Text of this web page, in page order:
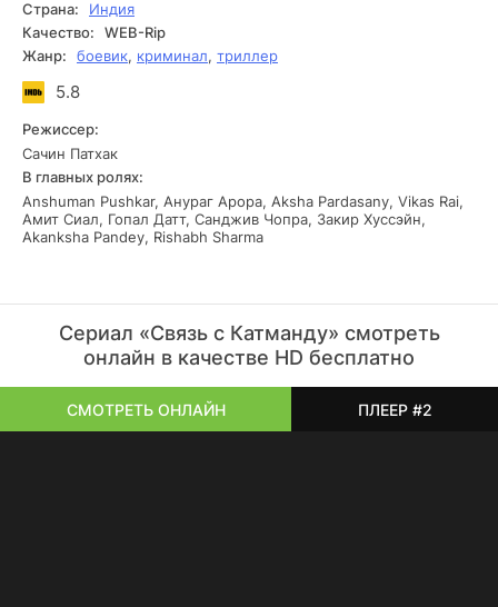
детективными нотками.
Страна:
Индия
Качество:
WEB-Rip
Жанр:
боевик, криминал, триллер
5.8
Режиссер:
Сачин Патхак
В главных ролях:
Anshuman Pushkar, Анураг Арора, Aksha Pardasany, Vikas Rai,
Амит Сиал, Гопал Датт, Санджив Чопра, Закир Хуссэйн,
Akanksha Pandey, Rishabh Sharma
Сериал «Связь с Катманду» смотреть
онлайн в качестве HD бесплатно
СМОТРЕТЬ ОНЛАЙН ПЛЕЕР #2